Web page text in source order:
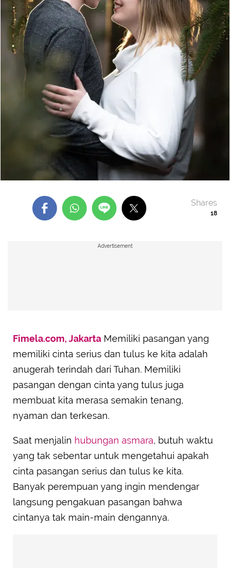
18
Shares
Advertisement
Fimela.com, Jakarta Memiliki pasangan yang
memiliki cinta serius dan tulus ke kita adalah
anugerah terindah dari Tuhan. Memiliki
pasangan dengan cinta yang tulus juga
membuat kita merasa semakin tenang,
nyaman dan terkesan.
Saat menjalin hubungan asmara, butuh waktu
yang tak sebentar untuk mengetahui apakah
cinta pasangan serius dan tulus ke kita.
Banyak perempuan yang ingin mendengar
langsung pengakuan pasangan bahwa
cintanya tak main-main dengannya.